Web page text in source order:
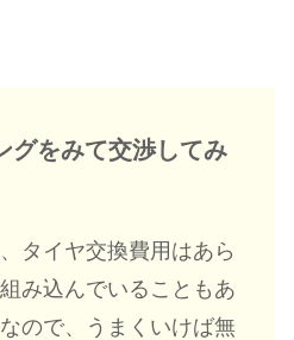
グをみて交渉してみ
タイヤ交換費用はあら
み込んでいることもあ
ので、うまくいけば無